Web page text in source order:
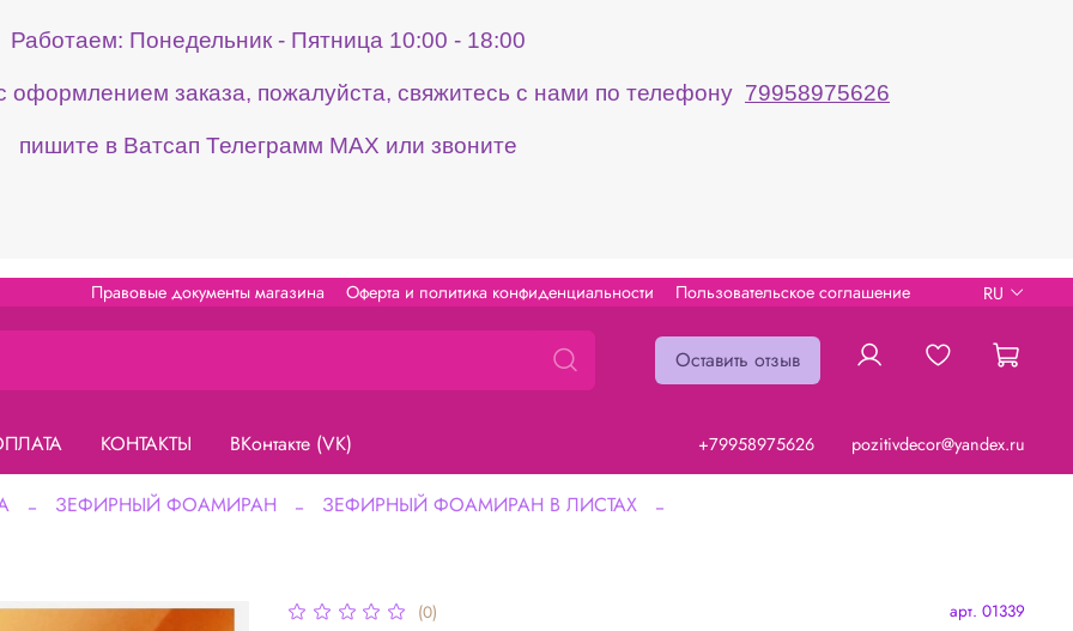
Работаем: Понедельник - Пятница 10:00 - 18:00
оформлением заказа, пожалуйста, свяжитесь с нами по телефону 79958975626
пишите в Ватсап Телеграмм МАХ или звоните
Правовые документы магазина Оферта и политика конфиденциальности Пользовательское соглашение RU
Оставить отзыв
КОНТАКТЫ ВКонтакте (VK) +79958975626 pozitivdecor@yandex.ru
ЗЕФИРНЫЙ ФОАМИРАН ЗЕФИРНЫЙ ФОАМИРАН В ЛИСТАХ
(0) арт. 01339